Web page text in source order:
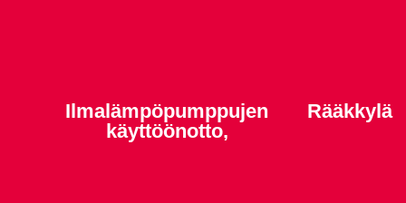
Ilmalämpöpumppujen
käyttöönotto,
Rääkkylä